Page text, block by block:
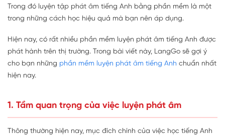
Trong đó luyện tập phát âm tiếng Anh bằng phần mềm là một
trong những cách học hiệu quả mà bạn nên áp dụng.
Hiện nay, có rất nhiều phần mềm luyện phát âm tiếng Anh được
phát hành trên thị trường. Trong bài viết này, LangGo sẽ gợi ý
cho bạn những phần mềm luyện phát âm tiếng Anh chuẩn nhất
hiện nay.
1. Tầm quan trọng của việc luyện phát âm
Thông thường hiện nay, mục đích chính của việc học tiếng Anh